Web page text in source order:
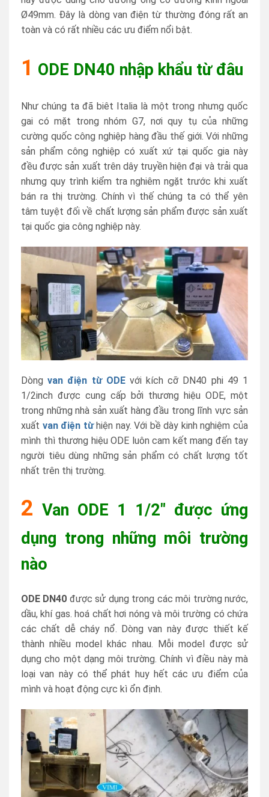
Ø49mm. Đây là dòng van điện từ thường đóng rất an
toàn và có rất nhiều các ưu điểm nổi bật.
1 ODE DN40 nhập khẩu từ đâu
Như chúng ta đã biêt Italia là một trong nhưng quốc
gai có mặt trong nhóm G7, nơi quy tụ của những
cường quốc công nghiệp hàng đầu thế giới. Với những
sản phẩm công nghiệp có xuất xứ tại quốc gia này
đều được sản xuất trên dây truyền hiện đại và trải qua
nhưng quy trình kiểm tra nghiêm ngặt trước khi xuất
bán ra thị trường. Chính vì thế chúng ta có thể yên
tâm tuyệt đối về chất lượng sản phẩm được sản xuất
tại quốc gia công nghiệp này.
Dòngvan điện từ ODEvới kích cỡ DN40 phi 49 1
1/2inch được cung cấp bởi thương hiệu ODE, một
trong những nhà sản xuất hàng đầu trong lĩnh vực sản
xuất van điện từhiện nay. Với bề dày kinh nghiệm của
mình thì thương hiệu ODE luôn cam kết mang đến tay
người tiêu dùng những sản phẩm có chất lượng tốt
nhất trên thị trường.
2 Van ODE 1 1/2″ được ứng
dụng trong những môi trường
nào
ODE DN40 được sử dụng trong các môi trường nước,
dầu, khí gas. hoá chất hơi nóng và môi trường có chứa
các chất dễ cháy nổ. Dòng van này được thiết kế
thành nhiều model khác nhau. Mỗi model được sử
dụng cho một dạng môi trường. Chính vì điều này mà
loại van này có thể phát huy hết các ưu điểm của
mình và hoạt động cực kì ổn định.